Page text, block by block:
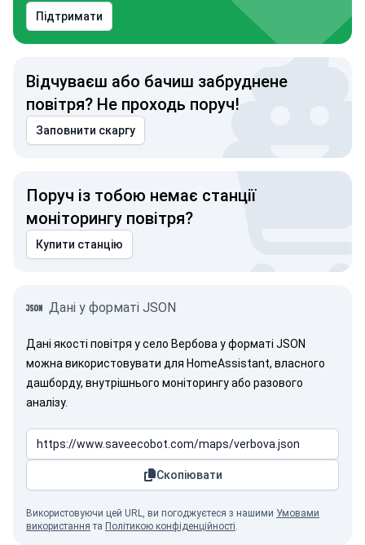
Підтримати
Відчуваєш або бачиш забруднене
повітря? Не проходь поруч!
Заповнити скаргу
Поруч із тобою немає станції
моніторингу повітря?
Купити станцію
Дані у форматі JSON
Дані якості повітря у село Вербова у форматі JSON
можна використовувати для HomeAssistant, власного
дашборду, внутрішнього моніторингу або разового
аналізу.
Скопіювати
Використовуючи цей URL, ви погоджуєтеся з нашими Умовами
використання та Політикою конфіденційності.